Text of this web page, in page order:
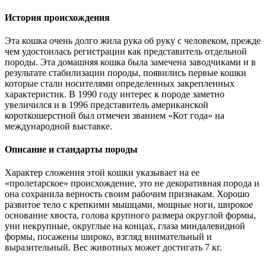
История происхождения
Эта кошка очень долго жила рука об руку с человеком, прежде
чем удостоилась регистрации как представитель отдельной
породы. Эта домашняя кошка была замечена заводчиками и в
результате стабилизации породы, появились первые кошки
которые стали носителями определенных закрепленных
характеристик. В 1990 году интерес к породе заметно
увеличился и в 1996 представитель американской
короткошерстной был отмечен званием «Кот года» на
международной выставке.
Описание и стандарты породы
Характер сложения этой кошки указывает на ее
«пролетарское» происхождение, это не декоративная порода и
она сохранила верность своим рабочим признакам. Хорошо
развитое тело с крепкими мышцами, мощные ноги, широкое
основание хвоста, голова крупного размера округлой формы,
уни некрупные, округлые на концах, глаза миндалевидной
формы, посажены широко, взгляд внимательный и
выразительный. Вес животных может достигать 7 кг.